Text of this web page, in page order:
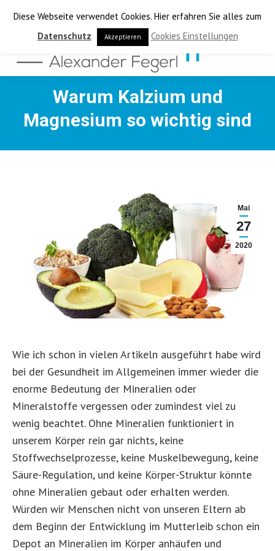
Warum Kalzium und
Magnesium so wichtig sind
Mai
27
2020
Wie ich schon in vielen Artikeln ausgeführt habe wird
bei der Gesundheit im Allgemeinen immer wieder die
enorme Bedeutung der Mineralien oder
Mineralstoffe vergessen oder zumindest viel zu
wenig beachtet. Ohne Mineralien funktioniert in
unserem Körper rein gar nichts, keine
Stoffwechselprozesse, keine Muskelbewegung, keine
Säure-Regulation, und keine Körper-Struktur könnte
ohne Mineralien gebaut oder erhalten werden.
Würden wir Menschen nicht von unseren Eltern ab
dem Beginn der Entwicklung im Mutterleib schon ein
Depot an Mineralien im Körper anhäufen und
Diese Webseite verwendet Cookies. Hier erfahren Sie alles zum
Datenschutz
Akzeptieren Cookies Einstellungen